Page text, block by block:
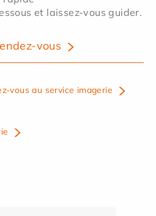
et laissez-vous guider.
vous
vous au service imagerie